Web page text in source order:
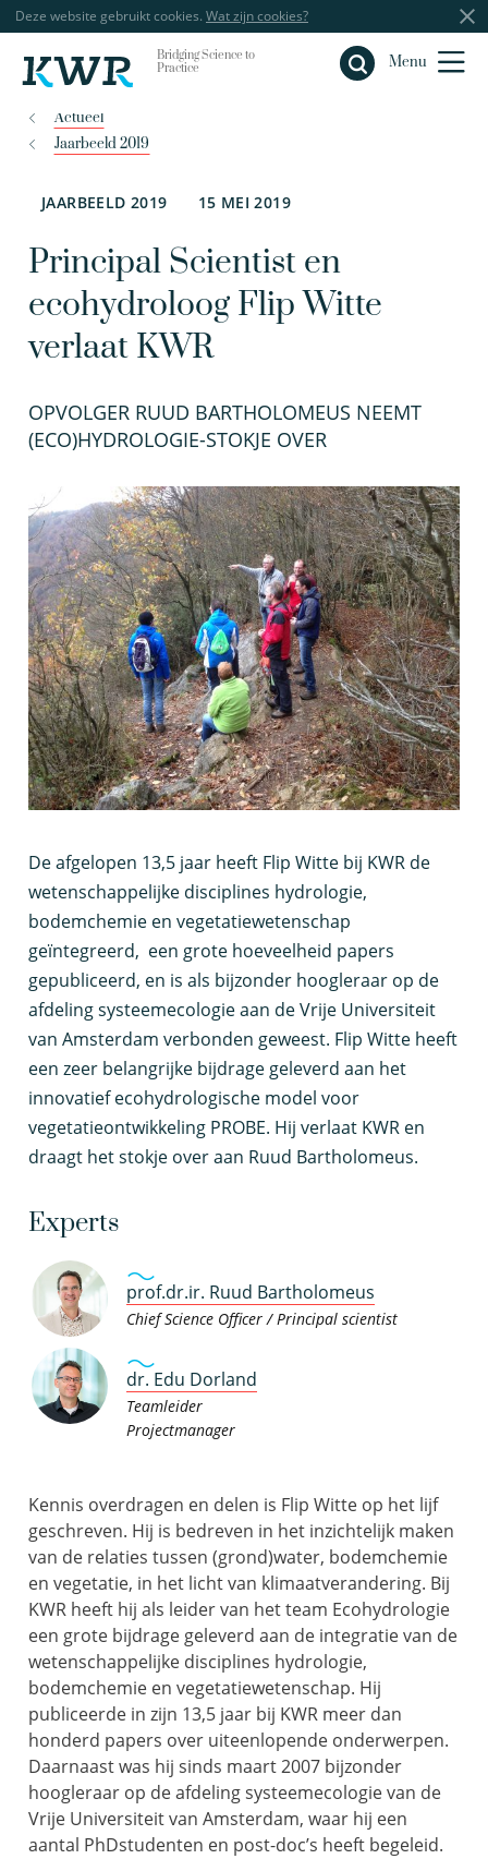
Deze website gebruikt cookies. Wat zijn cookies?
Bridging Science to
Practice
Menu
Sluiten
Actueel
Jaarbeeld 2019
JAARBEELD 2019 15 MEI 2019
Principal Scientist en
ecohydroloog Flip Witte
verlaat KWR
OPVOLGER RUUD BARTHOLOMEUS NEEMT
(ECO)HYDROLOGIE-STOKJE OVER
De afgelopen 13,5 jaar heeft Flip Witte bij KWR de
wetenschappelijke disciplines hydrologie,
bodemchemie en vegetatiewetenschap
geïntegreerd, een grote hoeveelheid papers
gepubliceerd, en is als bijzonder hoogleraar op de
afdeling systeemecologie aan de Vrije Universiteit
van Amsterdam verbonden geweest. Flip Witte heeft
een zeer belangrijke bijdrage geleverd aan het
innovatief ecohydrologische model voor
vegetatieontwikkeling PROBE. Hij verlaat KWR en
draagt het stokje over aan Ruud Bartholomeus.
Experts
prof.dr.ir. Ruud Bartholomeus
Chief Science Officer / Principal scientist
dr. Edu Dorland
Teamleider
Projectmanager
Kennis overdragen en delen is Flip Witte op het lijf
geschreven. Hij is bedreven in het inzichtelijk maken
van de relaties tussen (grond)water, bodemchemie
en vegetatie, in het licht van klimaatverandering. Bij
KWR heeft hij als leider van het team Ecohydrologie
een grote bijdrage geleverd aan de integratie van de
wetenschappelijke disciplines hydrologie,
bodemchemie en vegetatiewetenschap. Hij
publiceerde in zijn 13,5 jaar bij KWR meer dan
honderd papers over uiteenlopende onderwerpen.
Daarnaast was hij sinds maart 2007 bijzonder
hoogleraar op de afdeling systeemecologie van de
Vrije Universiteit van Amsterdam, waar hij een
aantal PhDstudenten en post-doc’s heeft begeleid.